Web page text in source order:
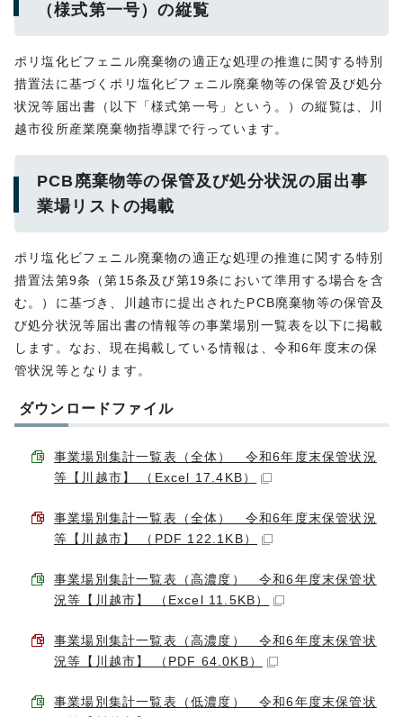
（様式第一号）の縦覧
ポリ塩化ビフェニル廃棄物の適正な処理の推進に関する特別
措置法に基づくポリ塩化ビフェニル廃棄物等の保管及び処分
状況等届出書（以下「様式第一号」という。）の縦覧は、川
越市役所産業廃棄物指導課で行っています。
PCB廃棄物等の保管及び処分状況の届出事
業場リストの掲載
ポリ塩化ビフェニル廃棄物の適正な処理の推進に関する特別
措置法第9条（第15条及び第19条において準用する場合を含
む。）に基づき、川越市に提出されたPCB廃棄物等の保管及
び処分状況等届出書の情報等の事業場別一覧表を以下に掲載
します。なお、現在掲載している情報は、令和6年度末の保
管状況等となります。
ダウンロードファイル
事業場別集計一覧表（全体） 令和6年度末保管状況
等【川越市】 （Excel 17.4KB）
事業場別集計一覧表（全体） 令和6年度末保管状況
等【川越市】 （PDF 122.1KB）
事業場別集計一覧表（高濃度） 令和6年度末保管状
況等【川越市】 （Excel 11.5KB）
事業場別集計一覧表（高濃度） 令和6年度末保管状
況等【川越市】 （PDF 64.0KB）
事業場別集計一覧表（低濃度） 令和6年度末保管状